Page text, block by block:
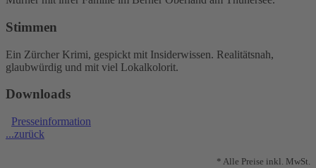
Stimmen
Ein Zürcher Krimi, gespickt mit Insiderwissen. Realitätsnah,
glaubwürdig und mit viel Lokalkolorit.
Downloads
Presseinformation
...zurück
* Alle Preise inkl. MwSt.